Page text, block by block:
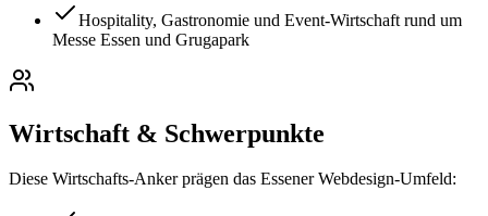
Hospitality, Gastronomie und Event-Wirtschaft rund um
Messe Essen und Grugapark
Wirtschaft & Schwerpunkte
Diese Wirtschafts-Anker prägen das Essener Webdesign-Umfeld: